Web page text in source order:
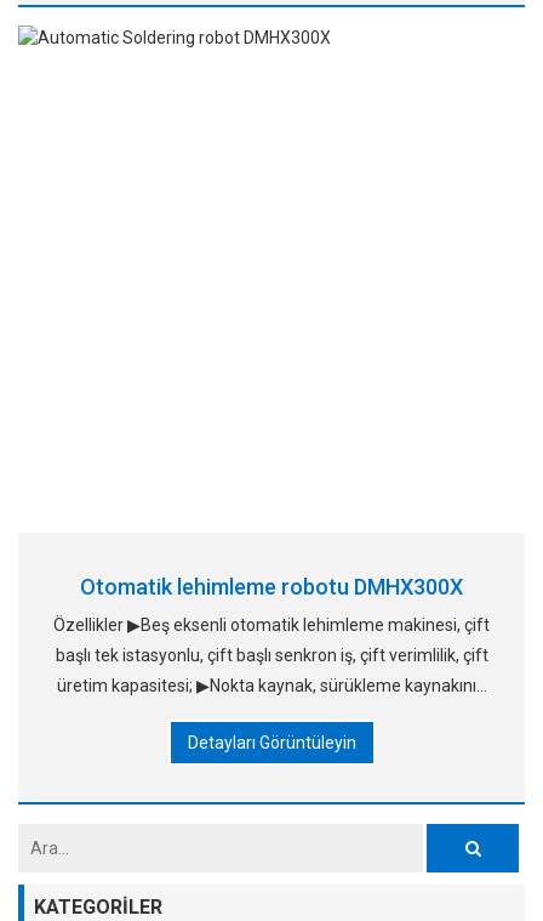
Otomatik lehimleme robotu DMHX300X
Özellikler ▶Beş eksenli otomatik lehimleme makinesi, çift
başlı tek istasyonlu, çift başlı senkron iş, çift verimlilik, çift
üretim kapasitesi; ▶Nokta kaynak, sürükleme kaynakının
Detayları Görüntüleyin
KATEGORILER